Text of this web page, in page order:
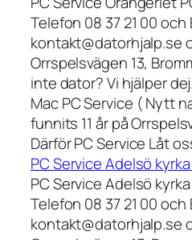
Telefon 08 37 21 00
kontakt@datorhjalp.se
Orrspelsvägen 13,
inte dator? Vi hjälper
Mac PC Service ( Nytt
funnits 11 år på
Därför PC Service Låt
PC Service Adelsö
PC Service Adelsö
Telefon 08 37 21 00
kontakt@datorhjalp.se